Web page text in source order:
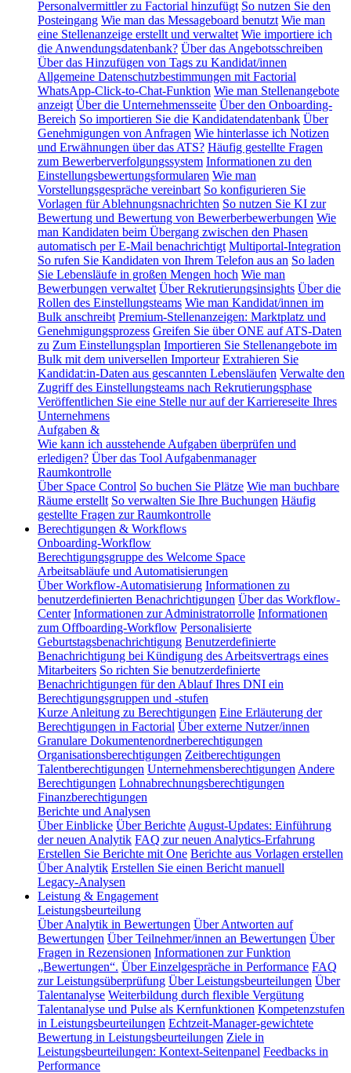
Personalvermittler zu Factorial hinzufügt So nutzen Sie den
Posteingang Wie man das Messageboard benutzt Wie man
eine Stellenanzeige erstellt und verwaltet Wie importiere ich
die Anwendungsdatenbank? Über das Angebotsschreiben
Über das Hinzufügen von Tags zu Kandidat/innen
Allgemeine Datenschutzbestimmungen mit Factorial
WhatsApp-Click-to-Chat-Funktion Wie man Stellenangebote
anzeigt Über die Unternehmensseite Über den Onboarding-
Bereich So importieren Sie die Kandidatendatenbank Über
Genehmigungen von Anfragen Wie hinterlasse ich Notizen
und Erwähnungen über das ATS? Häufig gestellte Fragen
zum Bewerberverfolgungssystem Informationen zu den
Einstellungsbewertungsformularen Wie man
Vorstellungsgespräche vereinbart So konfigurieren Sie
Vorlagen für Ablehnungsnachrichten So nutzen Sie KI zur
Bewertung und Bewertung von Bewerberbewerbungen Wie
man Kandidaten beim Übergang zwischen den Phasen
automatisch per E-Mail benachrichtigt Multiportal-Integration
So rufen Sie Kandidaten von Ihrem Telefon aus an So laden
Sie Lebensläufe in großen Mengen hoch Wie man
Bewerbungen verwaltet Über Rekrutierungsinsights Über die
Rollen des Einstellungsteams Wie man Kandidat/innen im
Bulk anschreibt Premium-Stellenanzeigen: Marktplatz und
Genehmigungsprozess Greifen Sie über ONE auf ATS-Daten
zu Zum Einstellungsplan Importieren Sie Stellenangebote im
Bulk mit dem universellen Importeur Extrahieren Sie
Kandidat:in-Daten aus gescannten Lebensläufen Verwalte den
Zugriff des Einstellungsteams nach Rekrutierungsphase
Veröffentlichen Sie eine Stelle nur auf der Karriereseite Ihres
Unternehmens
Aufgaben &
Wie kann ich ausstehende Aufgaben überprüfen und
erledigen? Über das Tool Aufgabenmanager
Raumkontrolle
Über Space Control So buchen Sie Plätze Wie man buchbare
Räume erstellt So verwalten Sie Ihre Buchungen Häufig
gestellte Fragen zur Raumkontrolle
Berechtigungen & Workflows
Onboarding-Workflow
Berechtigungsgruppe des Welcome Space
Arbeitsabläufe und Automatisierungen
Über Workflow-Automatisierung Informationen zu
benutzerdefinierten Benachrichtigungen Über das Workflow-
Center Informationen zur Administratorrolle Informationen
zum Offboarding-Workflow Personalisierte
Geburtstagsbenachrichtigung Benutzerdefinierte
Benachrichtigung bei Kündigung des Arbeitsvertrags eines
Mitarbeiters So richten Sie benutzerdefinierte
Benachrichtigungen für den Ablauf Ihres DNI ein
Berechtigungsgruppen und -stufen
Kurze Anleitung zu Berechtigungen Eine Erläuterung der
Berechtigungen in Factorial Über externe Nutzer/innen
Granulare Dokumentenordnerberechtigungen
Organisationsberechtigungen Zeitberechtigungen
Talentberechtigungen Unternehmensberechtigungen Andere
Berechtigungen Lohnabrechnungsberechtigungen
Finanzberechtigungen
Berichte und Analysen
Über Einblicke Über Berichte August-Updates: Einführung
der neuen Analytik FAQ zur neuen Analytics-Erfahrung
Erstellen Sie Berichte mit One Berichte aus Vorlagen erstellen
Über Analytik Erstellen Sie einen Bericht manuell
Legacy-Analysen
Leistung & Engagement
Leistungsbeurteilung
Über Analytik in Bewertungen Über Antworten auf
Bewertungen Über Teilnehmer/innen an Bewertungen Über
Fragen in Rezensionen Informationen zur Funktion
„Bewertungen“. Über Einzelgespräche in Performance FAQ
zur Leistungsüberprüfung Über Leistungsbeurteilungen Über
Talentanalyse Weiterbildung durch flexible Vergütung
Talentanalyse und Pulse als Kernfunktionen Kompetenzstufen
in Leistungsbeurteilungen Echtzeit-Manager-gewichtete
Bewertung in Leistungsbeurteilungen Ziele in
Leistungsbeurteilungen: Kontext-Seitenpanel Feedbacks in
Performance